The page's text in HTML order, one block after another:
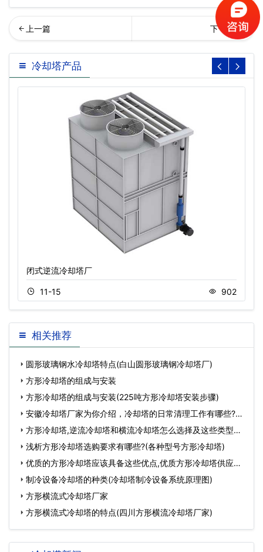
式横流冷却塔… 流闭式冷却塔设备
冷却塔产品
闭式逆流冷却塔厂
11-15 902
相关推荐
圆形玻璃钢水冷却塔特点(白山圆形玻璃钢冷却塔厂)
方形冷却塔的组成与安装
方形冷却塔的组成与安装(225吨方形冷却塔安装步骤)
安徽冷却塔厂家为你介绍，冷却塔的日常清理工作有哪些?
(安徽
方形冷却塔,逆流冷却塔和横流冷却塔怎么选择及这些类型冷
却 浅析方形冷却塔选购要求有哪些?(各种型号方形冷却塔)
优质的方形冷却塔应该具备这些优点,优质方形冷却塔供应价
格 制冷设备冷却塔的种类(冷却塔制冷设备系统原理图)
方形横流式冷却塔厂家
方形横流式冷却塔的特点(四川方形横流冷却塔厂家)